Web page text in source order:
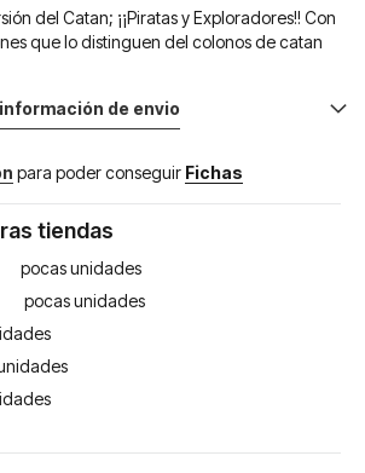
del Catan; ¡¡Piratas y Exploradores!! Con
que lo distinguen del colonos de catan
de envio
para poder conseguir Fichas
tiendas
pocas unidades
pocas unidades